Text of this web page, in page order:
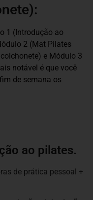
1 (Introdução ao
2 (Mat Pilates
e Módulo 3
notável é que você
de semana os
ao pilates.
de prática pessoal +